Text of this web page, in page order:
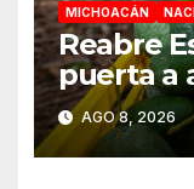
MICHOACÁN
Reabre
puerta a
“gradual”
AGO 8, 2026